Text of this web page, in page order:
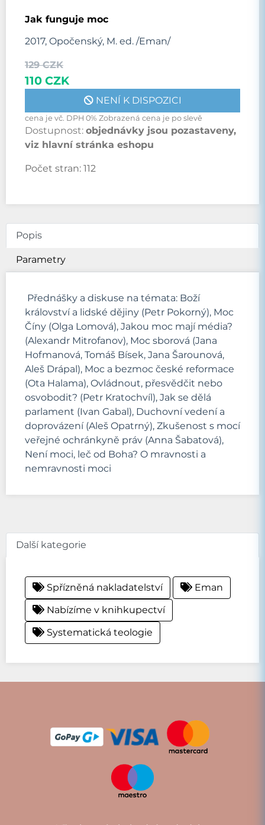
Jak funguje moc
2017, Opočenský, M. ed. /Eman/
129 CZK
110 CZK
NENÍ K DISPOZICI
cena je vč. DPH 0% Zobrazená cena je po slevě
Dostupnost: objednávky jsou pozastaveny,
viz hlavní stránka eshopu
Počet stran: 112
Popis
Parametry
Přednášky a diskuse na témata: Boží
království a lidské dějiny (Petr Pokorný), Moc
Číny (Olga Lomová), Jakou moc mají média?
(Alexandr Mitrofanov), Moc sborová (Jana
Hofmanová, Tomáš Bísek, Jana Šarounová,
Aleš Drápal), Moc a bezmoc české reformace
(Ota Halama), Ovládnout, přesvědčit nebo
osvobodit? (Petr Kratochvíl), Jak se dělá
parlament (Ivan Gabal), Duchovní vedení a
doprovázení (Aleš Opatrný), Zkušenost s mocí
veřejné ochránkyně práv (Anna Šabatová),
Není moci, leč od Boha? O mravnosti a
nemravnosti moci
Další kategorie
Spřízněná nakladatelství
Eman
Nabízíme v knihkupectví
Systematická teologie